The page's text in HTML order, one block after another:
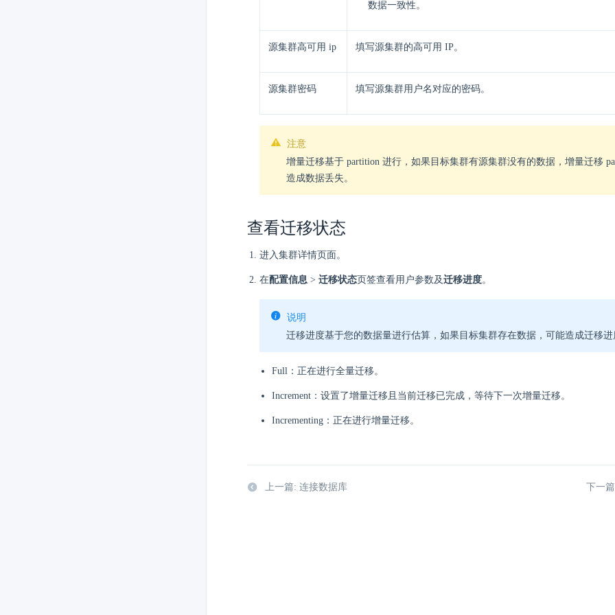
数据一致性。
源集群高可用 ip 填写源集群的高可用 IP。
源集群密码 填写源集群用户名对应的密码。
注意
增量迁移基于 partition 进行，如果目标集群有源集群没有的数据，增量迁移
造成数据丢失。
查看迁移状态
进入集群详情页面。
在配置信息 > 迁移状态页签查看用户参数及迁移进度。
说明
迁移进度基于您的数据量进行估算，如果目标集群存在数据，可能造成迁移进
Full：正在进行全量迁移。
Increment：设置了增量迁移且当前迁移已完成，等待下一次增量迁移。
Incrementing：正在进行增量迁移。
上一篇: 连接数据库 下一